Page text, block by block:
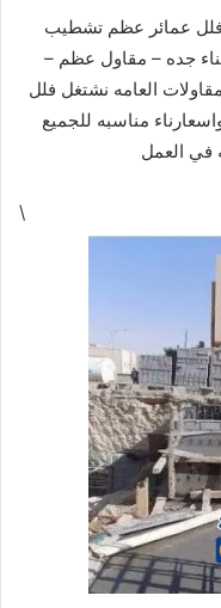
فلل عمائر عظم تشطيب
جده – مقاول عظم –
العامه نشتغل فلل
مناسبه للجميع
في العمل
\